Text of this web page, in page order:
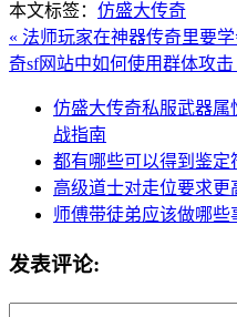
本文标签： 仿盛大传奇
« 法师玩家在神器传奇里要
奇sf网站中如何使用群体攻击
仿盛大传奇私服武器属
战指南
都有哪些可以得到鉴定
高级道士对走位要求更
师傅带徒弟应该做哪些
发表评论: